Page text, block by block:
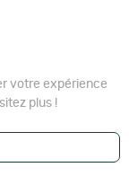
votre expérience
plus !